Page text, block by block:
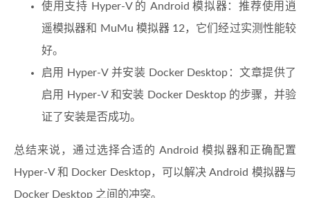
使用支持 Hyper-V 的 Android 模拟器：推荐使用逍
遥模拟器和 MuMu 模拟器 12，它们经过实测性能较
好。
启用 Hyper-V 并安装 Docker Desktop：文章提供了
启用 Hyper-V 和安装 Docker Desktop 的步骤，并验
证了安装是否成功。
总结来说，通过选择合适的 Android 模拟器和正确配置
Hyper-V 和 Docker Desktop，可以解决 Android 模拟器与
Docker Desktop 之间的冲突。